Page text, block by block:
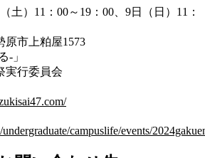
土）11：00～19：00、9日（日）11：
原市上粕屋1573
-」
実行委員会
campuslife/events/